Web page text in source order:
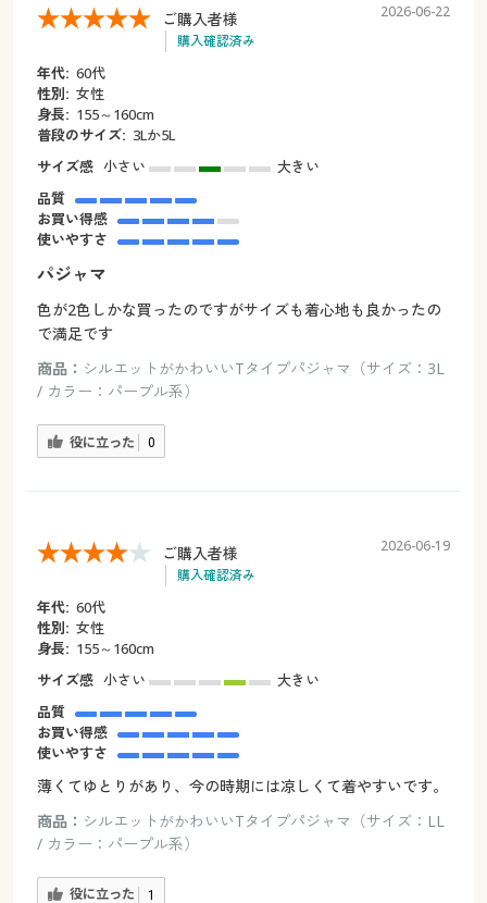
ご購入者様
購入確認済み
2026-06-22
年代: 60代
性別: 女性
身長: 155～160cm
普段のサイズ: 3Lか5L
サイズ感 小さい
大きい
品質
お買い得感
使いやすさ
パジャマ
色が2色しかな買ったのですがサイズも着心地も良かったの
で満足です
商品： シルエットがかわいいTタイプパジャマ（サイズ：3L
/ カラー：パープル系）
役に立った 0
ご購入者様
購入確認済み
2026-06-19
年代: 60代
性別: 女性
身長: 155～160cm
サイズ感 小さい
大きい
品質
お買い得感
使いやすさ
薄くてゆとりがあり、今の時期には凉しくて着やすいです。
商品： シルエットがかわいいTタイプパジャマ（サイズ：LL
/ カラー：パープル系）
役に立った 1